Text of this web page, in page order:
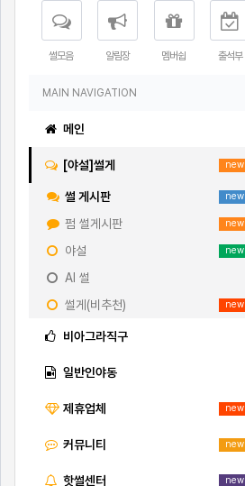
썰모음 알림장 멤버쉽 출석부
MAIN NAVIGATION
메인
[야설]썰게 new
new
썰 게시판
new
펌 썰게시판
new
야설
AI 썰
new
썰게(비추천)
비아그라직구
일반인야동
제휴업체 new
커뮤니티 new
핫썰센터 new